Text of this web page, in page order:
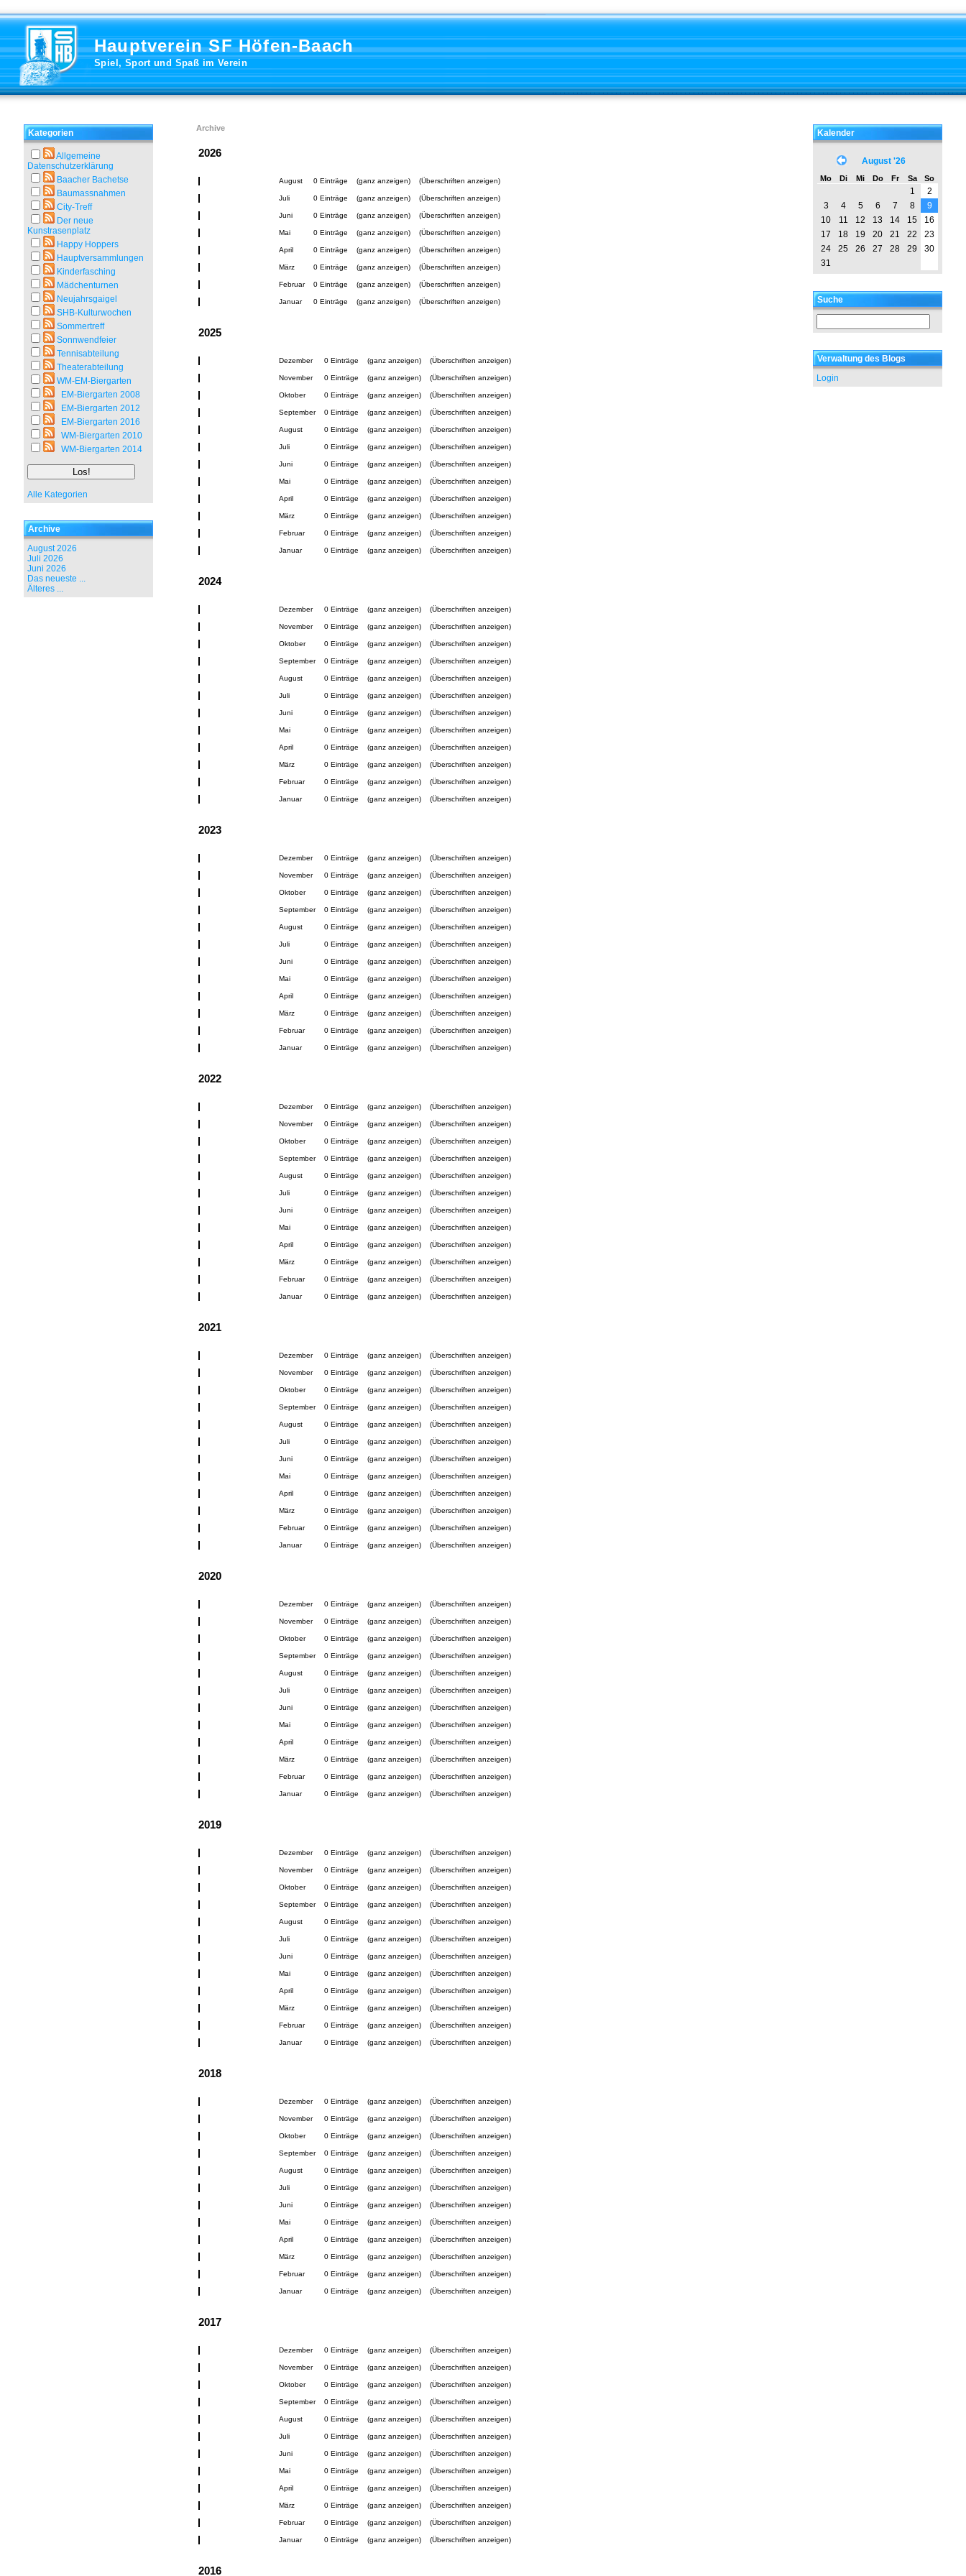
Hauptverein SF Höfen-Baach
Spiel, Sport und Spaß im Verein
Kategorien
Allgemeine
Datenschutzerklärung
Baacher Bachetse
Baumassnahmen
City-Treff
Der neue
Kunstrasenplatz
Happy Hoppers
Hauptversammlungen
Kinderfasching
Mädchenturnen
Neujahrsgaigel
SHB-Kulturwochen
Sommertreff
Sonnwendfeier
Tennisabteilung
Theaterabteilung
WM-EM-Biergarten
EM-Biergarten 2008
EM-Biergarten 2012
EM-Biergarten 2016
WM-Biergarten 2010
WM-Biergarten 2014
Alle Kategorien
Archive
August 2026
Juli 2026
Juni 2026
Das neueste ...
Älteres ...
Archive
2026
August 0 Einträge (ganz anzeigen) (Überschriften anzeigen)
Juli 0 Einträge (ganz anzeigen) (Überschriften anzeigen)
Juni 0 Einträge (ganz anzeigen) (Überschriften anzeigen)
Mai 0 Einträge (ganz anzeigen) (Überschriften anzeigen)
April 0 Einträge (ganz anzeigen) (Überschriften anzeigen)
März 0 Einträge (ganz anzeigen) (Überschriften anzeigen)
Februar 0 Einträge (ganz anzeigen) (Überschriften anzeigen)
Januar 0 Einträge (ganz anzeigen) (Überschriften anzeigen)
2025
Dezember 0 Einträge (ganz anzeigen) (Überschriften anzeigen)
November 0 Einträge (ganz anzeigen) (Überschriften anzeigen)
Oktober 0 Einträge (ganz anzeigen) (Überschriften anzeigen)
September 0 Einträge (ganz anzeigen) (Überschriften anzeigen)
August 0 Einträge (ganz anzeigen) (Überschriften anzeigen)
Juli 0 Einträge (ganz anzeigen) (Überschriften anzeigen)
Juni 0 Einträge (ganz anzeigen) (Überschriften anzeigen)
Mai 0 Einträge (ganz anzeigen) (Überschriften anzeigen)
April 0 Einträge (ganz anzeigen) (Überschriften anzeigen)
März 0 Einträge (ganz anzeigen) (Überschriften anzeigen)
Februar 0 Einträge (ganz anzeigen) (Überschriften anzeigen)
Januar 0 Einträge (ganz anzeigen) (Überschriften anzeigen)
2024
Dezember 0 Einträge (ganz anzeigen) (Überschriften anzeigen)
November 0 Einträge (ganz anzeigen) (Überschriften anzeigen)
Oktober 0 Einträge (ganz anzeigen) (Überschriften anzeigen)
September 0 Einträge (ganz anzeigen) (Überschriften anzeigen)
August 0 Einträge (ganz anzeigen) (Überschriften anzeigen)
Juli 0 Einträge (ganz anzeigen) (Überschriften anzeigen)
Juni 0 Einträge (ganz anzeigen) (Überschriften anzeigen)
Mai 0 Einträge (ganz anzeigen) (Überschriften anzeigen)
April 0 Einträge (ganz anzeigen) (Überschriften anzeigen)
März 0 Einträge (ganz anzeigen) (Überschriften anzeigen)
Februar 0 Einträge (ganz anzeigen) (Überschriften anzeigen)
Januar 0 Einträge (ganz anzeigen) (Überschriften anzeigen)
2023
Dezember 0 Einträge (ganz anzeigen) (Überschriften anzeigen)
November 0 Einträge (ganz anzeigen) (Überschriften anzeigen)
Oktober 0 Einträge (ganz anzeigen) (Überschriften anzeigen)
September 0 Einträge (ganz anzeigen) (Überschriften anzeigen)
August 0 Einträge (ganz anzeigen) (Überschriften anzeigen)
Juli 0 Einträge (ganz anzeigen) (Überschriften anzeigen)
Juni 0 Einträge (ganz anzeigen) (Überschriften anzeigen)
Mai 0 Einträge (ganz anzeigen) (Überschriften anzeigen)
April 0 Einträge (ganz anzeigen) (Überschriften anzeigen)
März 0 Einträge (ganz anzeigen) (Überschriften anzeigen)
Februar 0 Einträge (ganz anzeigen) (Überschriften anzeigen)
Januar 0 Einträge (ganz anzeigen) (Überschriften anzeigen)
2022
Dezember 0 Einträge (ganz anzeigen) (Überschriften anzeigen)
November 0 Einträge (ganz anzeigen) (Überschriften anzeigen)
Oktober 0 Einträge (ganz anzeigen) (Überschriften anzeigen)
September 0 Einträge (ganz anzeigen) (Überschriften anzeigen)
August 0 Einträge (ganz anzeigen) (Überschriften anzeigen)
Juli 0 Einträge (ganz anzeigen) (Überschriften anzeigen)
Juni 0 Einträge (ganz anzeigen) (Überschriften anzeigen)
Mai 0 Einträge (ganz anzeigen) (Überschriften anzeigen)
April 0 Einträge (ganz anzeigen) (Überschriften anzeigen)
März 0 Einträge (ganz anzeigen) (Überschriften anzeigen)
Februar 0 Einträge (ganz anzeigen) (Überschriften anzeigen)
Januar 0 Einträge (ganz anzeigen) (Überschriften anzeigen)
2021
Dezember 0 Einträge (ganz anzeigen) (Überschriften anzeigen)
November 0 Einträge (ganz anzeigen) (Überschriften anzeigen)
Oktober 0 Einträge (ganz anzeigen) (Überschriften anzeigen)
September 0 Einträge (ganz anzeigen) (Überschriften anzeigen)
August 0 Einträge (ganz anzeigen) (Überschriften anzeigen)
Juli 0 Einträge (ganz anzeigen) (Überschriften anzeigen)
Juni 0 Einträge (ganz anzeigen) (Überschriften anzeigen)
Mai 0 Einträge (ganz anzeigen) (Überschriften anzeigen)
April 0 Einträge (ganz anzeigen) (Überschriften anzeigen)
März 0 Einträge (ganz anzeigen) (Überschriften anzeigen)
Februar 0 Einträge (ganz anzeigen) (Überschriften anzeigen)
Januar 0 Einträge (ganz anzeigen) (Überschriften anzeigen)
2020
Dezember 0 Einträge (ganz anzeigen) (Überschriften anzeigen)
November 0 Einträge (ganz anzeigen) (Überschriften anzeigen)
Oktober 0 Einträge (ganz anzeigen) (Überschriften anzeigen)
September 0 Einträge (ganz anzeigen) (Überschriften anzeigen)
August 0 Einträge (ganz anzeigen) (Überschriften anzeigen)
Juli 0 Einträge (ganz anzeigen) (Überschriften anzeigen)
Juni 0 Einträge (ganz anzeigen) (Überschriften anzeigen)
Mai 0 Einträge (ganz anzeigen) (Überschriften anzeigen)
April 0 Einträge (ganz anzeigen) (Überschriften anzeigen)
März 0 Einträge (ganz anzeigen) (Überschriften anzeigen)
Februar 0 Einträge (ganz anzeigen) (Überschriften anzeigen)
Januar 0 Einträge (ganz anzeigen) (Überschriften anzeigen)
2019
Dezember 0 Einträge (ganz anzeigen) (Überschriften anzeigen)
November 0 Einträge (ganz anzeigen) (Überschriften anzeigen)
Oktober 0 Einträge (ganz anzeigen) (Überschriften anzeigen)
September 0 Einträge (ganz anzeigen) (Überschriften anzeigen)
August 0 Einträge (ganz anzeigen) (Überschriften anzeigen)
Juli 0 Einträge (ganz anzeigen) (Überschriften anzeigen)
Juni 0 Einträge (ganz anzeigen) (Überschriften anzeigen)
Mai 0 Einträge (ganz anzeigen) (Überschriften anzeigen)
April 0 Einträge (ganz anzeigen) (Überschriften anzeigen)
März 0 Einträge (ganz anzeigen) (Überschriften anzeigen)
Februar 0 Einträge (ganz anzeigen) (Überschriften anzeigen)
Januar 0 Einträge (ganz anzeigen) (Überschriften anzeigen)
2018
Dezember 0 Einträge (ganz anzeigen) (Überschriften anzeigen)
November 0 Einträge (ganz anzeigen) (Überschriften anzeigen)
Oktober 0 Einträge (ganz anzeigen) (Überschriften anzeigen)
September 0 Einträge (ganz anzeigen) (Überschriften anzeigen)
August 0 Einträge (ganz anzeigen) (Überschriften anzeigen)
Juli 0 Einträge (ganz anzeigen) (Überschriften anzeigen)
Juni 0 Einträge (ganz anzeigen) (Überschriften anzeigen)
Mai 0 Einträge (ganz anzeigen) (Überschriften anzeigen)
April 0 Einträge (ganz anzeigen) (Überschriften anzeigen)
März 0 Einträge (ganz anzeigen) (Überschriften anzeigen)
Februar 0 Einträge (ganz anzeigen) (Überschriften anzeigen)
Januar 0 Einträge (ganz anzeigen) (Überschriften anzeigen)
2017
Dezember 0 Einträge (ganz anzeigen) (Überschriften anzeigen)
November 0 Einträge (ganz anzeigen) (Überschriften anzeigen)
Oktober 0 Einträge (ganz anzeigen) (Überschriften anzeigen)
September 0 Einträge (ganz anzeigen) (Überschriften anzeigen)
August 0 Einträge (ganz anzeigen) (Überschriften anzeigen)
Juli 0 Einträge (ganz anzeigen) (Überschriften anzeigen)
Juni 0 Einträge (ganz anzeigen) (Überschriften anzeigen)
Mai 0 Einträge (ganz anzeigen) (Überschriften anzeigen)
April 0 Einträge (ganz anzeigen) (Überschriften anzeigen)
März 0 Einträge (ganz anzeigen) (Überschriften anzeigen)
Februar 0 Einträge (ganz anzeigen) (Überschriften anzeigen)
Januar 0 Einträge (ganz anzeigen) (Überschriften anzeigen)
2016
Kalender
August '26
Mo Di Mi Do Fr Sa So
1
2
3
4 5 6 7 8
9
10
11 12 13 14 15
16
17
18 19 20 21 22
23
24
25 26 27 28 29
30
31
Suche
Verwaltung des Blogs
Login